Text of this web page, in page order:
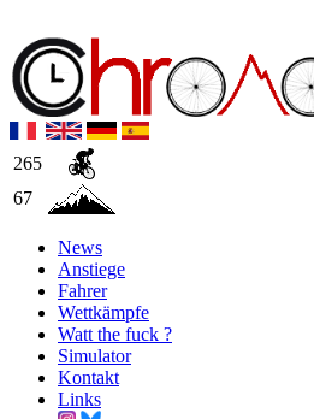
265
67
News
Anstiege
Fahrer
Wettkämpfe
Watt the fuck ?
Simulator
Kontakt
Links